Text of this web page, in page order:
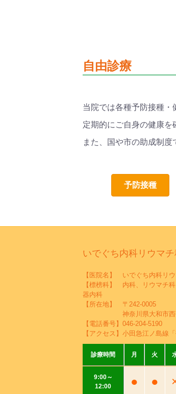
自由診療
当院では各種予防接種・
定期的にご自身の健康を
また、国や市の助成制度
予防接種
いでぐち内科リウマ
【医院名】 いでぐち内科リ
【標榜科】 内科、リウマチ
器内科
【所在地】 〒242-0005
神奈川県大和市西鶴
【電話番号】 046-204-5190
【アクセス】小田急江ノ島線
診療時間 月 火
9:00～
12:00
● ●